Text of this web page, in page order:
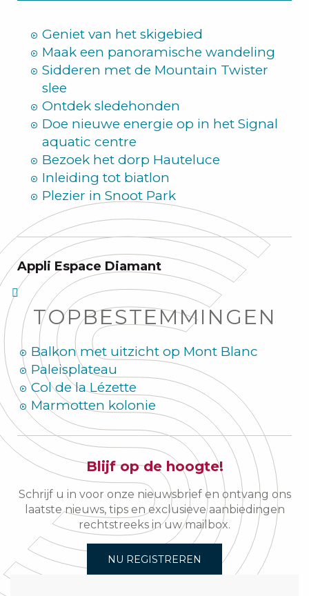
Geniet van het skigebied
Maak een panoramische wandeling
Sidderen met de Mountain Twister
slee
Ontdek sledehonden
Doe nieuwe energie op in het Signal
aquatic centre
Bezoek het dorp Hauteluce
Inleiding tot biatlon
Plezier in Snoot Park
Appli Espace Diamant
TOPBESTEMMINGEN
Balkon met uitzicht op Mont Blanc
Paleisplateau
Col de la Lézette
Marmotten kolonie
Blijf op de hoogte!
Schrijf u in voor onze nieuwsbrief en ontvang ons
laatste nieuws, tips en exclusieve aanbiedingen
rechtstreeks in uw mailbox.
NU REGISTREREN